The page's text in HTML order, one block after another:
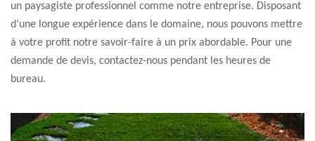
un paysagiste professionnel comme notre entreprise. Disposant
d’une longue expérience dans le domaine, nous pouvons mettre
à votre profit notre savoir-faire à un prix abordable. Pour une
demande de devis, contactez-nous pendant les heures de
bureau.